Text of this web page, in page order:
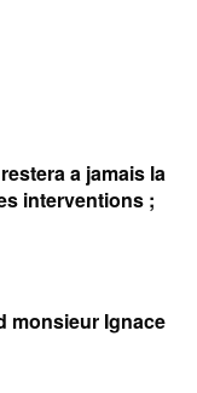
a jamais la
interventions ;
monsieur Ignace